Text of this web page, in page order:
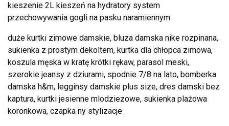
kieszenie 2L kieszeń na hydratory system
przechowywania gogli na pasku naramiennym
duże kurtki zimowe damskie, bluza damska nike rozpinana,
sukienka z prostym dekoltem, kurtka dla chłopca zimowa,
koszula męska w kratę krótki rękaw, parasol meski,
szerokie jeansy z dziurami, spodnie 7/8 na lato, bomberka
damska h&m, legginsy damskie plus size, dres damski bez
kaptura, kurtki jesienne mlodziezowe, sukienka plażowa
koronkowa, czapka ny stylizacje